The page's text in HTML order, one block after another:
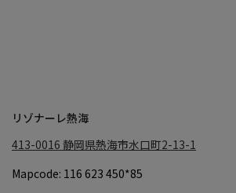
リゾナーレ熱海
413-0016 静岡県熱海市水口町2-13-1
Mapcode: 116 623 450*85